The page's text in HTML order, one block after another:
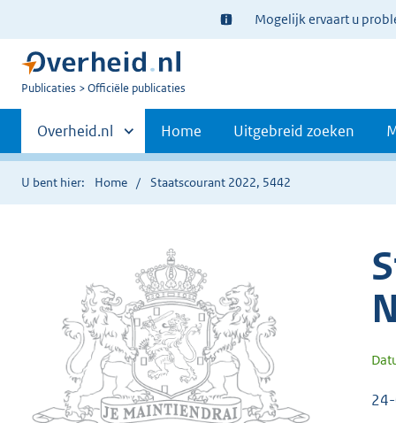
Ter
informatie:
Mogelijk ervaart u
U
Publicaties Officiële publicaties
Primaire
navigatie
Andere
sites
binnen
Overheid.nl Home Uitgebreid zoeken
U bent hier: Home Staatscourant 2022, 5442